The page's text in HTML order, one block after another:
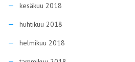
kesäkuu 2018
huhtikuu 2018
helmikuu 2018